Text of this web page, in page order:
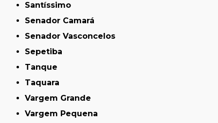
Santíssimo
Senador Camará
Senador Vasconcelos
Sepetiba
Tanque
Taquara
Vargem Grande
Vargem Pequena